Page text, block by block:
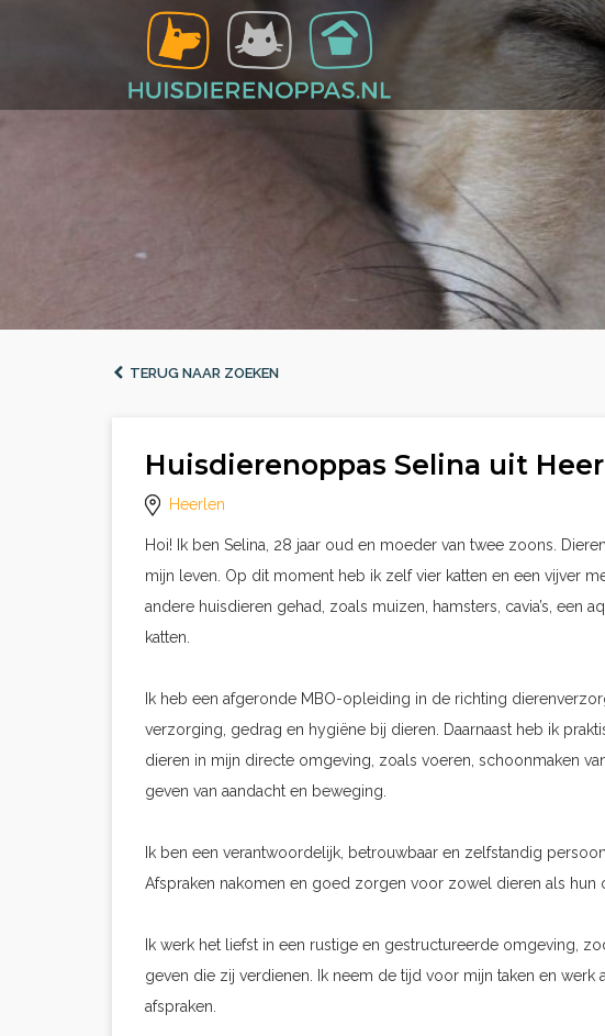
TERUG NAAR ZOEKEN
Huisdierenoppas Selina uit
Heerlen
Hoi! Ik ben Selina, 28 jaar oud en moeder van twee zoons.
mijn leven. Op dit moment heb ik zelf vier katten en een vijver
andere huisdieren gehad, zoals muizen, hamsters, cavia’s, een
katten.
Ik heb een afgeronde MBO-opleiding in de richting
verzorging, gedrag en hygiëne bij dieren. Daarnaast heb ik
dieren in mijn directe omgeving, zoals voeren, schoonmaken
geven van aandacht en beweging.
Ik ben een verantwoordelijk, betrouwbaar en zelfstandig
Afspraken nakomen en goed zorgen voor zowel dieren als hun
Ik werk het liefst in een rustige en gestructureerde omgeving,
geven die zij verdienen. Ik neem de tijd voor mijn taken en
afspraken.